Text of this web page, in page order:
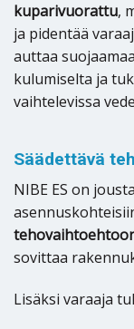
kuparivuorattu,
ja pidentää
auttaa
kulumiselta ja
vaihtelevissa
Säädettävä
NIBE ES on
sovittaa
Lisäksi varaaja